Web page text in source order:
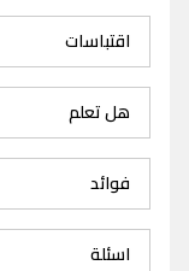
اقتباسات
هل تعلم
فوائد
اسئلة